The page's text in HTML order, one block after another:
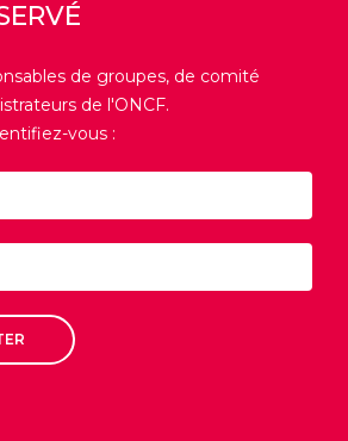
de groupes, de comité
de l'ONCF.
vous :